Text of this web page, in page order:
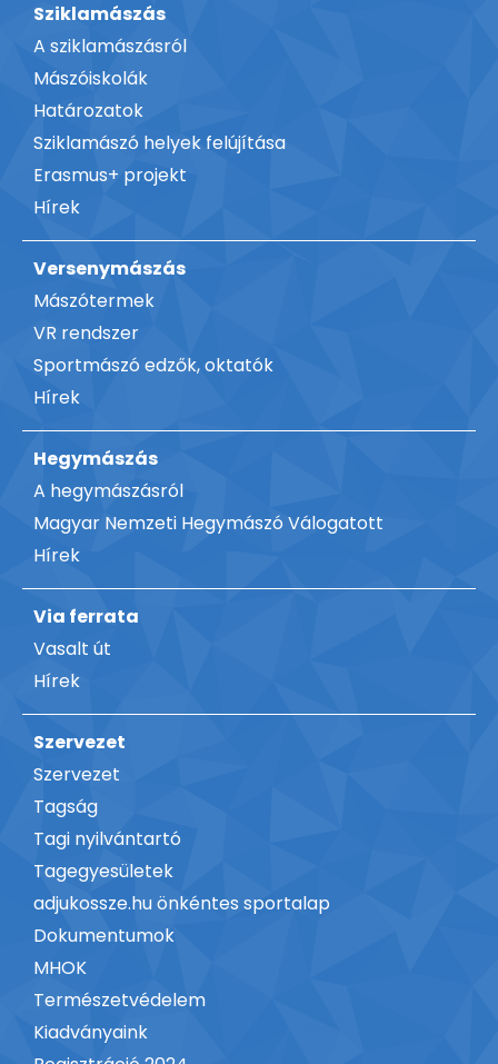
Sziklamászás
A sziklamászásról
Mászóiskolák
Határozatok
Sziklamászó helyek felújítása
Erasmus+ projekt
Hírek
Versenymászás
Mászótermek
VR rendszer
Sportmászó edzők, oktatók
Hírek
Hegymászás
A hegymászásról
Magyar Nemzeti Hegymászó Válogatott
Hírek
Via ferrata
Vasalt út
Hírek
Szervezet
Szervezet
Tagság
Tagi nyilvántartó
Tagegyesületek
adjukossze.hu önkéntes sportalap
Dokumentumok
MHOK
Természetvédelem
Kiadványaink